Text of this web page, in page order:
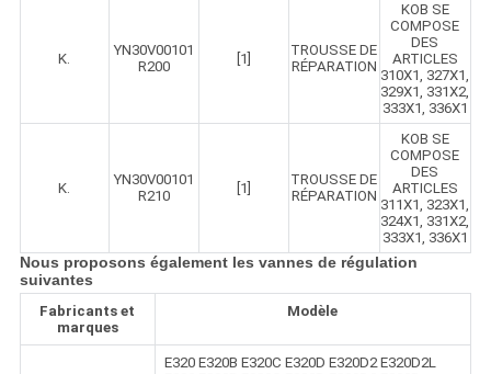
K.
YN30V00101
R200
[1]
TROUSSE DE
RÉPARATION
KOB SE
COMPOSE
DES
ARTICLES
310X1, 327X1,
329X1, 331X2,
333X1, 336X1
K.
YN30V00101
R210
[1]
TROUSSE DE
RÉPARATION
KOB SE
COMPOSE
DES
ARTICLES
311X1, 323X1,
324X1, 331X2,
333X1, 336X1
Nous proposons également les vannes de régulation
suivantes
Fabricants et
marques
Modèle
E320 E320B E320C E320D E320D2 E320D2L